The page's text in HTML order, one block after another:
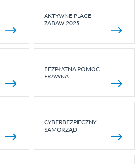
AKTYWNE PLACE
ZABAW 2025
BEZPŁATNA POMOC
PRAWNA
CYBERBEZPIECZNY
SAMORZĄD